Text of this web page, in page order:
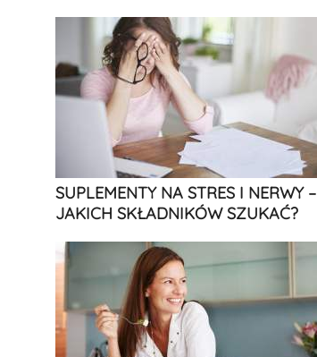
SUPLEMENTY NA STRES I NERWY –
JAKICH SKŁADNIKÓW SZUKAĆ?